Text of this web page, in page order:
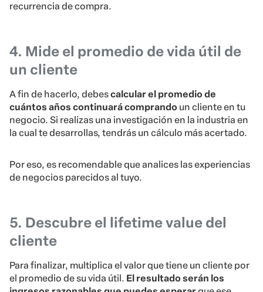
recurrencia de compra.
4. Mide el promedio de vida útil de
un cliente
A fin de hacerlo, debescalcular el promedio de
cuántos años continuará comprando un cliente en tu
negocio. Si realizas una investigación en la industria en
la cual te desarrollas, tendrás un cálculo más acertado.
Por eso, es recomendable que analices las experiencias
de negocios parecidos al tuyo.
5. Descubre el lifetime value del
cliente
Para finalizar, multiplica el valor que tiene un cliente por
el promedio de su vida útil. El resultado serán los